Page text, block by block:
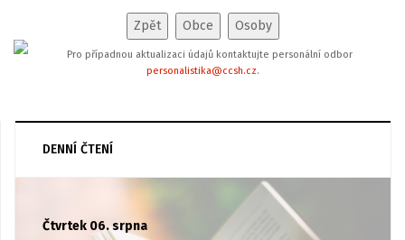
Pro případnou aktualizaci údajů kontaktujte personální odbor
personalistika@ccsh.cz.
DENNÍ ČTENÍ
Čtvrtek 06. srpna